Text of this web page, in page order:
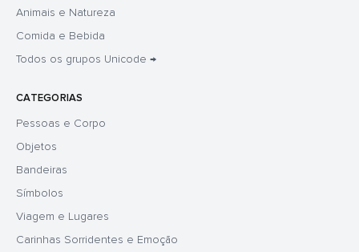
Animais e Natureza
Comida e Bebida
Todos os grupos Unicode →
CATEGORIAS
Pessoas e Corpo
Objetos
Bandeiras
Símbolos
Viagem e Lugares
Carinhas Sorridentes e Emoção